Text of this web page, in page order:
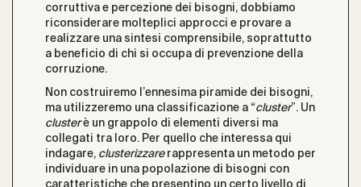
corruttiva e percezione dei bisogni, dobbiamo
riconsiderare molteplici approcci e provare a
realizzare una sintesi comprensibile, soprattutto
a beneficio di chi si occupa di prevenzione della
corruzione.
Non costruiremo l’ennesima piramide dei bisogni,
ma utilizzeremo una classificazione a “cluster”. Un
clusterè un grappolo di elementi diversi ma
collegati tra loro. Per quello che interessa qui
indagare, clusterizzarerappresenta un metodo per
individuare in una popolazione di bisogni con